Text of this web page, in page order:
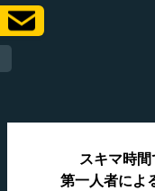
スキマ時
第一人者によ